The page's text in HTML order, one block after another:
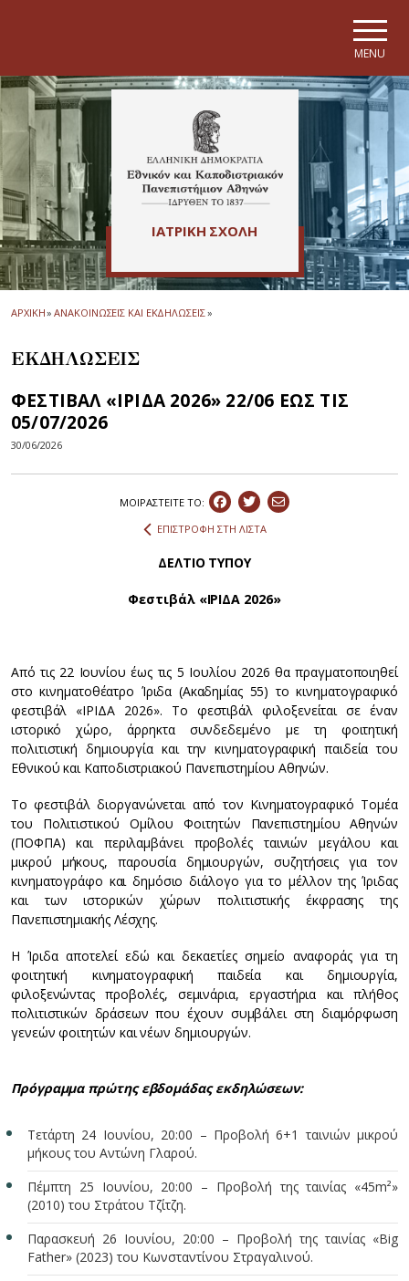
MENU
ΙΑΤΡΙΚΗ ΣΧΟΛΗ
ΑΡΧΙΚΗ» ΑΝΑΚΟΙΝΩΣΕΙΣ ΚΑΙ ΕΚΔΗΛΩΣΕΙΣ»
ΕΚΔΗΛΩΣΕΙΣ
ΦΕΣΤΙΒΑΛ «ΙΡΙΔΑ 2026» 22/06 ΕΩΣ ΤΙΣ
05/07/2026
30/06/2026
ΜΟΙΡΑΣΤEIΤΕ ΤΟ:
ΕΠΙΣΤΡΟΦΗ ΣΤΗ ΛΙΣΤΑ
ΔΕΛΤΙΟ ΤΥΠΟΥ
Φεστιβάλ «ΙΡΙΔΑ 2026»
Από τις 22 Ιουνίου έως τις 5 Ιουλίου 2026 θα πραγματοποιηθεί
στο κινηματοθέατρο Ίριδα (Ακαδημίας 55) το κινηματογραφικό
φεστιβάλ «ΙΡΙΔΑ 2026». Το φεστιβάλ φιλοξενείται σε έναν
ιστορικό χώρο, άρρηκτα συνδεδεμένο με τη φοιτητική
πολιτιστική δημιουργία και την κινηματογραφική παιδεία του
Εθνικού και Καποδιστριακού Πανεπιστημίου Αθηνών.
Το φεστιβάλ διοργανώνεται από τον Κινηματογραφικό Τομέα
του Πολιτιστικού Ομίλου Φοιτητών Πανεπιστημίου Αθηνών
(ΠΟΦΠΑ) και περιλαμβάνει προβολές ταινιών μεγάλου και
μικρού μήκους, παρουσία δημιουργών, συζητήσεις για τον
κινηματογράφο και δημόσιο διάλογο για το μέλλον της Ίριδας
και των ιστορικών χώρων πολιτιστικής έκφρασης της
Πανεπιστημιακής Λέσχης.
Η Ίριδα αποτελεί εδώ και δεκαετίες σημείο αναφοράς για τη
φοιτητική κινηματογραφική παιδεία και δημιουργία,
φιλοξενώντας προβολές, σεμινάρια, εργαστήρια και πλήθος
πολιτιστικών δράσεων που έχουν συμβάλει στη διαμόρφωση
γενεών φοιτητών και νέων δημιουργών.
Πρόγραμμα πρώτης εβδομάδας εκδηλώσεων:
Τετάρτη 24 Ιουνίου, 20:00 – Προβολή 6+1 ταινιών μικρού
μήκους του Αντώνη Γλαρού.
Πέμπτη 25 Ιουνίου, 20:00 – Προβολή της ταινίας «45m²»
(2010) του Στράτου Τζίτζη.
Παρασκευή 26 Ιουνίου, 20:00 – Προβολή της ταινίας «Big
Father» (2023) του Κωνσταντίνου Στραγαλινού.